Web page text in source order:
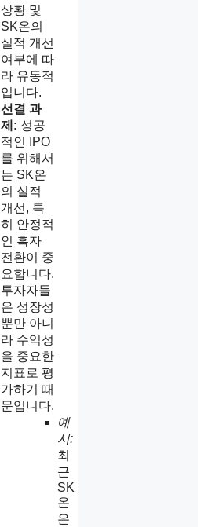
상황 및
SK온의
실적 개선
여부에 따
라 유동적
입니다.
선결 과
제: 성공
적인 IPO
를 위해서
는 SK온
의 실적
개선, 특
히 안정적
인 흑자
전환이 중
요합니다.
투자자들
은 성장성
뿐만 아니
라 수익성
을 중요한
지표로 평
가하기 때
문입니다.
예
시:
최
근
SK
온
은